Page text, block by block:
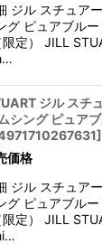
ジル スチュア
グ ピュアブル
定） JILL
ジル スチ
シング ピュア
]
価格
ジル スチュア
グ ピュアブル
定） JILL